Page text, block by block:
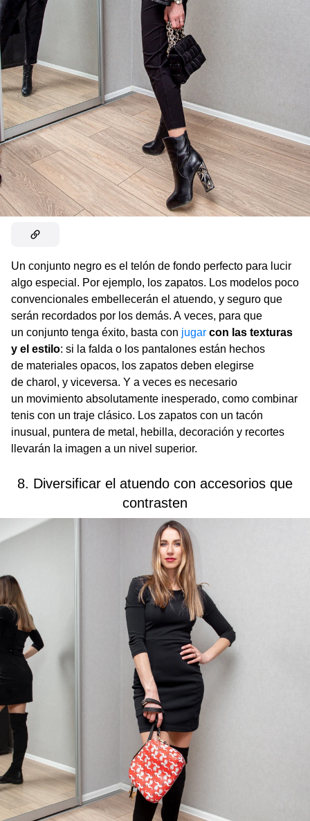
Un conjunto negro es el telón de fondo perfecto para lucir
algo especial. Por ejemplo, los zapatos. Los modelos poco
convencionales embellecerán el atuendo, y seguro que
serán recordados por los demás. A veces, para que
un conjunto tenga éxito, basta con jugar con las texturas
y el estilo: si la falda o los pantalones están hechos
de materiales opacos, los zapatos deben elegirse
de charol, y viceversa. Y a veces es necesario
un movimiento absolutamente inesperado, como combinar
tenis con un traje clásico. Los zapatos con un tacón
inusual, puntera de metal, hebilla, decoración y recortes
llevarán la imagen a un nivel superior.
8. Diversificar el atuendo con accesorios que
contrasten